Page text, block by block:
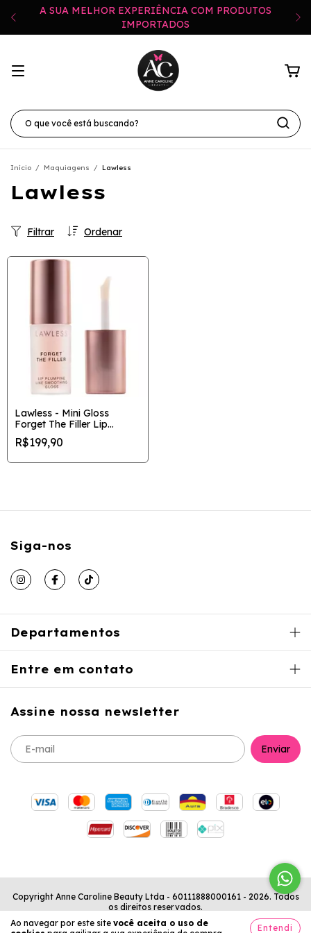
A SUA MELHOR EXPERIÊNCIA COM PRODUTOS
IMPORTADOS
Ao navegar por este site você aceita o uso de
Entendi
Início / Maquiagens / Lawless
Lawless
Ordenar
Filtrar
Lawless - Mini Gloss
Forget The Filler Lip
Plumper Line Smoothing
R$199,90
Siga-nos
Departamentos
Entre em contato
Assine nossa newsletter
Copyright Anne Caroline Beauty Ltda - 60111888000161 - 2026. Todos
os direitos reservados.